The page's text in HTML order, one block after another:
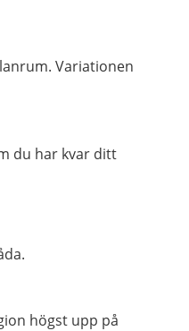
Variationen
du har kvar ditt
högst upp på